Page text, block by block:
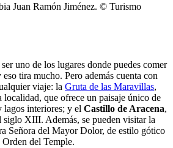
Juan Ramón Jiménez. © Turismo
uno de los lugares donde puedes comer
tira mucho. Pero además cuenta con
viaje: la Gruta de las Maravillas,
localidad, que ofrece un paisaje único de
lagos interiores; y el Castillo de Aracena,
siglo XIII. Además, se pueden visitar la
Señora del Mayor Dolor, de estilo gótico
del Temple.